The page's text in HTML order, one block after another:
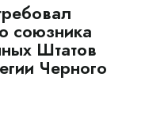
союзника
Штатов
Черного